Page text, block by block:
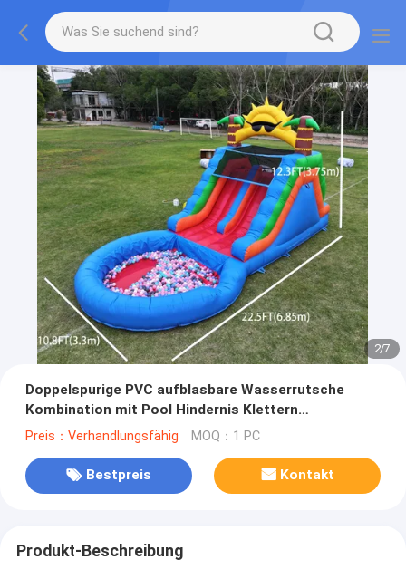
2/7
Doppelspurige PVC aufblasbare Wasserrutsche
Kombination mit Pool Hindernis Klettern
aufblasbare Poolrutschen
Preis：Verhandlungsfähig MOQ：1 PC
Bestpreis Kontakt
Produkt-Beschreibung